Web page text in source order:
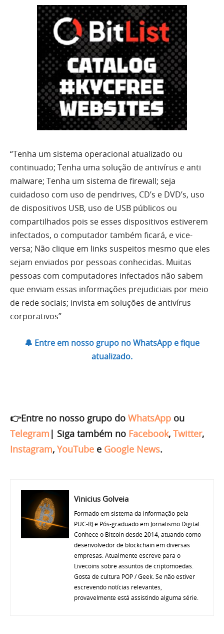
“Tenha um sistema operacional atualizado ou
continuado; Tenha uma solução de antivírus e anti
malware; Tenha um sistema de firewall; seja
cuidadoso com uso de pendrives, CD’s e DVD’s, uso
de dispositivos USB, uso de USB públicos ou
compartilhados pois se esses dispositivos estiverem
infectados, o computador também ficará, e vice-
versa; Não clique em links suspeitos mesmo que eles
sejam enviados por pessoas conhecidas. Muitas
pessoas com computadores infectados não sabem
que enviam essas informações prejudiciais por meio
de rede sociais; invista em soluções de antivírus
corporativos”
🔔 Entre em nosso grupo no WhatsApp e fique
atualizado.
👉Entre no nosso grupo do WhatsApp ou
Telegram | Siga também no Facebook, Twitter,
Instagram, YouTube e Google News.
Vinicius Golveia
Formado em sistema da informação pela
PUC-RJ e Pós-graduado em Jornalismo Digital.
Conhece o Bitcoin desde 2014, atuando como
desenvolvedor de blockchain em diversas
empresas. Atualmente escreve para o
Livecoins sobre assuntos de criptomoedas.
Gosta de cultura POP / Geek. Se não estiver
escrevendo notícias relevantes,
provavelmente está assistindo alguma série.